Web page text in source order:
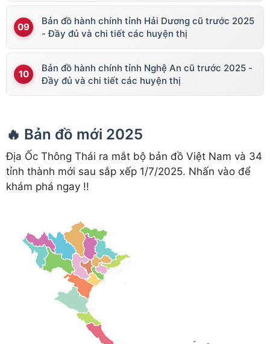
Bản đồ hành chính tỉnh Hải Dương cũ trước 2025
- Đầy đủ và chi tiết các huyện thị
Bản đồ hành chính tỉnh Nghệ An cũ trước 2025 -
Đầy đủ và chi tiết các huyện thị
🔥 Bản đồ mới 2025
Địa Ốc Thông Thái ra mắt bộ bản đồ Việt Nam và 34
tỉnh thành mới sau sắp xếp 1/7/2025. Nhấn vào để
khám phá ngay !!